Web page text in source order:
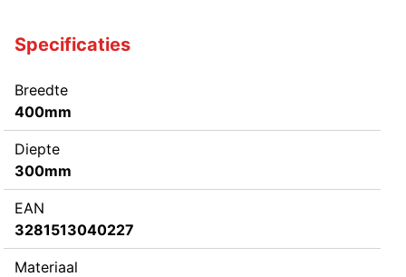
Specificaties
Breedte
400mm
Diepte
300mm
EAN
3281513040227
Materiaal